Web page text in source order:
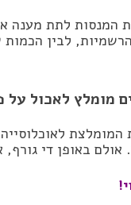
המנסות לתת מענה
לבין
מומלץ לאכול על
אולם באופן די